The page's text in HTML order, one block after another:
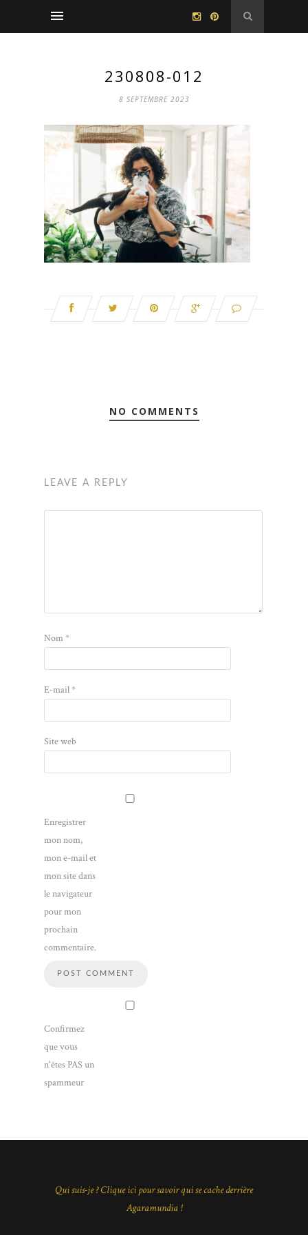
230808-012
8 SEPTEMBRE 2023
NO COMMENTS
LEAVE A REPLY
Nom*
E-mail*
Site web
Enregistrer
mon nom,
mon e-mail et
mon site dans
le navigateur
pour mon
prochain
commentaire.
Confirmez
que vous
n'êtes PAS un
spammeur
Qui suis-je ? Clique ici pour savoir qui se cache derrière
Agaramundia !